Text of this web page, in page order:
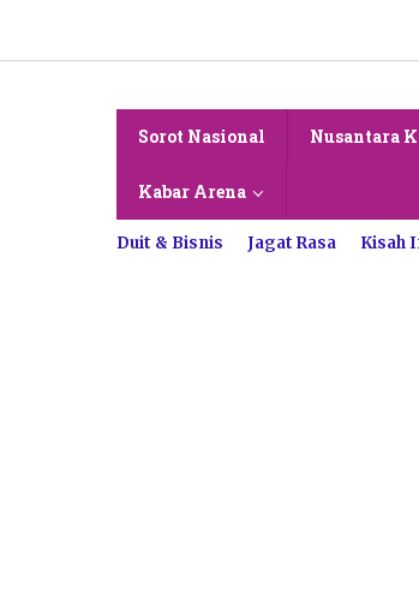
konten
Sorot Nasional Nusantara
Kabar Arena
Duit & Bisnis Jagat Rasa Kisah